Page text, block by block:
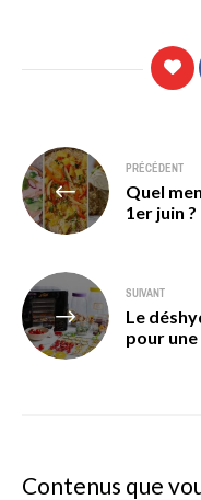
Navigation
de
l’article
PRÉCÉDENT
Quel
1er juin ?
SUIVANT
Le
pour
Contenus que